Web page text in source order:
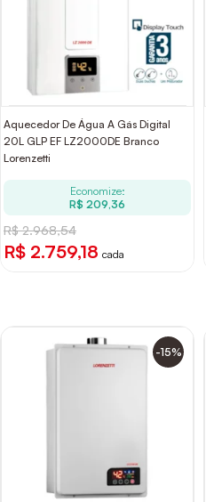
Aquecedor De Água A Gás Digital
20L GLP EF LZ2000DE Branco
Lorenzetti
Economize:
R$ 209,36
R$ 2.968,54
R$ 2.759,18 cada
-15%